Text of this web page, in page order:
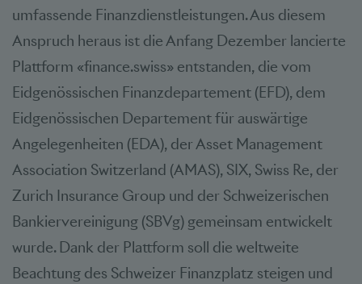
umfassende Finanzdienstleistungen. Aus diesem
Anspruch heraus ist die Anfang Dezember lancierte
Plattform «finance.swiss» entstanden, die vom
Eidgenössischen Finanzdepartement (EFD), dem
Eidgenössischen Departement für auswärtige
Angelegenheiten (EDA), der Asset Management
Association Switzerland (AMAS), SIX, Swiss Re, der
Zurich Insurance Group und der Schweizerischen
Bankiervereinigung (SBVg) gemeinsam entwickelt
wurde. Dank der Plattform soll die weltweite
Beachtung des Schweizer Finanzplatz steigen und